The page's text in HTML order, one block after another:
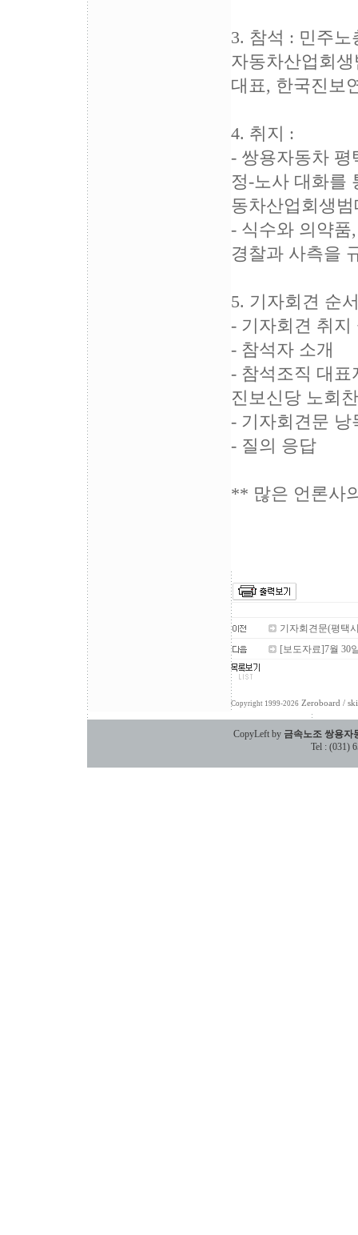
3. 참석 : 민주
자동차산업회
대표, 한국진보
4. 취지 :
- 쌍용자동차 평
정-노사 대화를
동차산업회생
- 식수와 의약품
경찰과 사측을
5. 기자회견 순
- 기자회견 취지
- 참석자 소개
- 참석조직 대표
진보신당 노회
- 기자회견문 낭
- 질의 응답
** 많은 언론사
기자회견문(평택
[보도자료]7월 30
Copyright 1999-2026 Zeroboard /
CopyLeft by 금속노조 쌍용자
Tel : (031)